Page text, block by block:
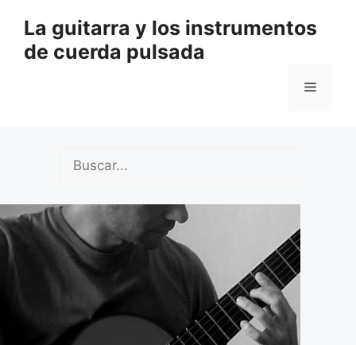
contenido
La guitarra y los instrumentos
de cuerda pulsada
Menú